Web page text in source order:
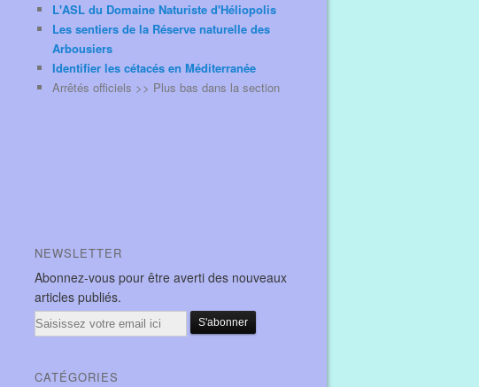
L'ASL du Domaine Naturiste d'Héliopolis
Les sentiers de la Réserve naturelle des
Arbousiers
Identifier les cétacés en Méditerranée
Arrêtés officiels >> Plus bas dans la section
NEWSLETTER
Abonnez-vous pour être averti des nouveaux
articles publiés.
Email
CATÉGORIES